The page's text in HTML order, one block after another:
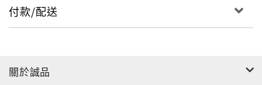
hacer este nfasis y al desear una continua
sido examinadas.
付款/配送
關於誠品